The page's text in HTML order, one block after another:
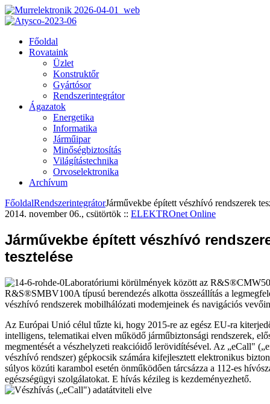
Főoldal
Rovataink
Üzlet
Konstruktőr
Gyártósor
Rendszerintegrátor
Ágazatok
Energetika
Informatika
Járműipar
Minőségbiztosítás
Világítástechnika
Orvoselektronika
Archívum
FőoldalRendszerintegrátorJárművekbe épített vészhívó rendszerek
2014. november 06., csütörtök :: ELEKTROnet Online
Járművekbe épített vészhívó
tesztelése
Laboratóriumi körülmények között az
R&S®SMBV100A típusú berendezés alkotta összeállítás a
vészhívó rendszerek mobilhálózati modemjeinek és navigációs
Az Európai Unió célul tűzte ki, hogy 2015-re az egész EU-ra
intelligens, telematikai elven működő járműbiztonsági rendszerek,
megmentését a vészhelyzeti reakcióidő lerövidítésével. Az „eCall"
vészhívó rendszer) gépkocsik számára kifejlesztett elektronikus
súlyos közúti karambol esetén önműködően tárcsázza a 112-es
egészségügyi szolgálatokat. E hívás kézileg is kezdeményezhető.